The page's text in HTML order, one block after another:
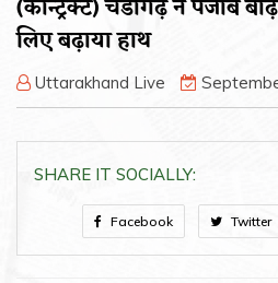
(कॉन्ट्रैक्ट) चंडीगढ़ ने पंजाब
लिए बढ़ाया हाथ
Uttarakhand Live
SHARE IT SOCIALLY:
Facebook Twitter